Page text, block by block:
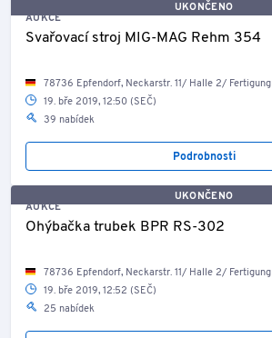
UKONČENO
AUKCE
Svařovací stroj MIG-MAG Rehm 354
78736 Epfendorf, Neckarstr. 11/ Halle 2/ Fertigung
19. bře 2019, 12:50 (SEČ)
39 nabídek
Podrobnosti
UKONČENO
AUKCE
Ohýbačka trubek BPR RS-302
78736 Epfendorf, Neckarstr. 11/ Halle 2/ Fertigung
19. bře 2019, 12:52 (SEČ)
25 nabídek